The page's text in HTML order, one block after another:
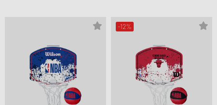
-12%